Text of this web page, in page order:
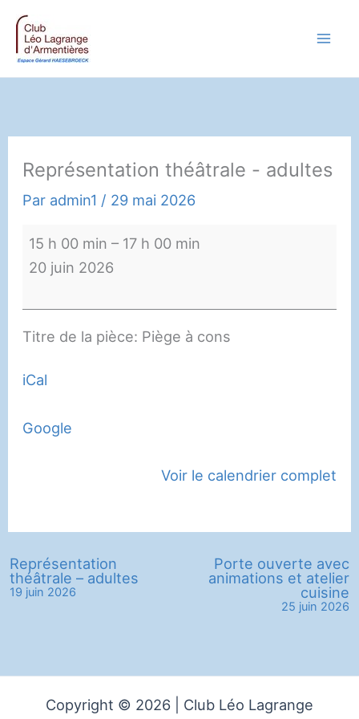
Aller
contenu
Représentation théâtrale - adultes
Par admin1 / 29 mai 2026
Représentation
théâtrale
adultes
15 h 00 min – 17 h 00 min
20 juin 2026
Titre de la pièce: Piège à cons
iCal
Google
Voir le calendrier complet
Représentation
théâtrale – adultes
19 juin 2026
Porte ouverte avec
animations et atelier
cuisine
25 juin 2026
Copyright © 2026 | Club Léo Lagrange